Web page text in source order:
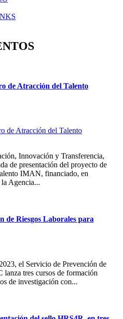
de Atracción del Talento
Innovación y Transferencia,
de presentación del proyecto de
IMAN, financiado, en
Agencia...
de Riesgos Laborales para
el Servicio de Prevención de
lanza tres cursos de formación
de investigación con...